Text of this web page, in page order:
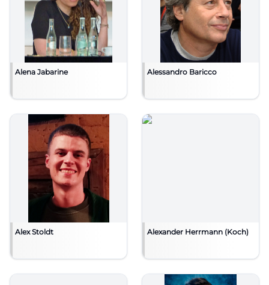
Alena Jabarine Alessandro Baricco
Alex Stoldt Alexander Herrmann (Koch)